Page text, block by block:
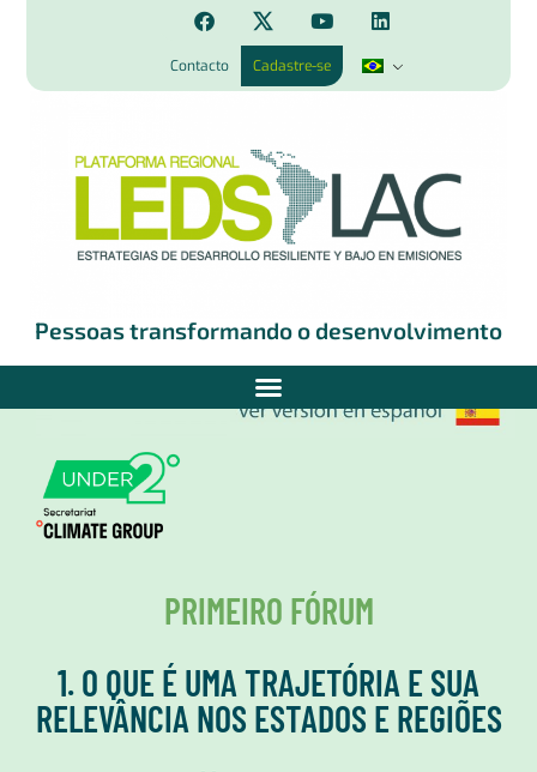
Contacto Cadastre-se
Pessoas transformando o desenvolvimento
PRIMEIRO FÓRUM
1. O QUE É UMA TRAJETÓRIA E SUA
RELEVÂNCIA NOS ESTADOS E REGIÕES